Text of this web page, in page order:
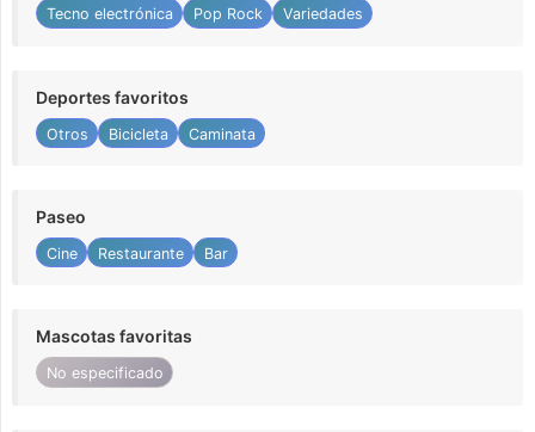
Tecno electrónica Pop Rock Variedades
Deportes favoritos
Otros Bicicleta Caminata
Paseo
Cine Restaurante Bar
Mascotas favoritas
No especificado